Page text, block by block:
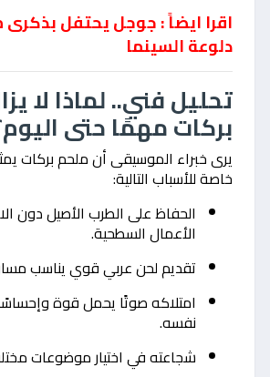
اقرا ايضاً : جوجل يحتفل بذكرى
دلوعة السينما
تحليل فني.. لماذا لا
بركات مهمًا حتى
يرى خبراء الموسيقى أن ملحم بركات
خاصة للأسباب التالية:
الحفاظ على الطرب الأصيل دون
الأعمال السطحية.
تقديم لحن عربي قوي يناسب
امتلاكه صوتًا يحمل قوة
نفسه.
شجاعته في اختيار موضوعات